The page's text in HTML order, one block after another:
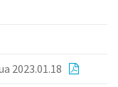
2023.01.18